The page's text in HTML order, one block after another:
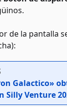
de la pantalla
Galactico»
Silly Venture